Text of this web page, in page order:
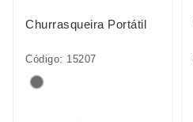
Churrasqueira Portátil
Código: 15207